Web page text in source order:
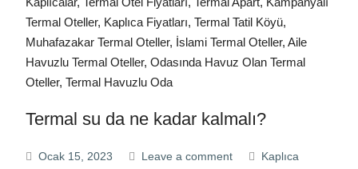
Termal su da ne kadar kalmalı?
Ocak 15, 2023 Leave a comment
Kaplıca